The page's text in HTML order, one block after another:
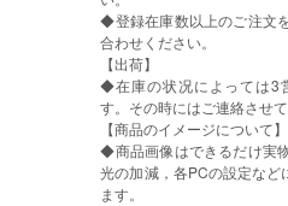
◆登録在庫数以上のご注文
合わせください。
【出荷】
◆在庫の状况によっては3
す。その時にはご連絡させて
【商品のイメージについて】
◆商品画像はできるだけ実
光の加減，各PCの設定など
ます。